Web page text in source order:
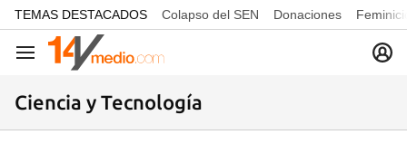
common.go-to-content
TEMAS DESTACADOS Colapso del SEN Donaciones
Navegación
Ciencia y Tecnología